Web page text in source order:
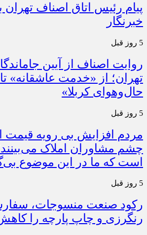
پیام رئیس اتاق اصناف تهران
خبرنگار
5 روز قبل
روایت اصناف از آیین
تهران؛ از «خدمت عاشقانه» تا
حال‌وهوای کربلا»
5 روز قبل
مردم افزایش بی رویه قیمت
چشم مشاوران املاک
است که ما در این موضوع
5 روز قبل
رکود صنعت منسوجات،
رنگرزی و چاپ پارچه را